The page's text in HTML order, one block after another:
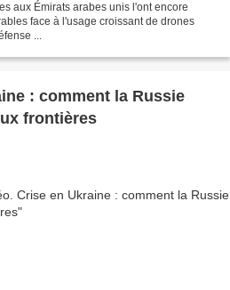
aux Émirats arabes unis l'ont encore
face à l'usage croissant de drones
...
: comment la Russie
frontières